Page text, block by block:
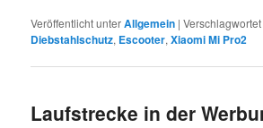
Veröffentlicht unterAllgemein |
Diebstahlschutz, Escooter,Xiaomi Mi Pro2
Laufstrecke in der